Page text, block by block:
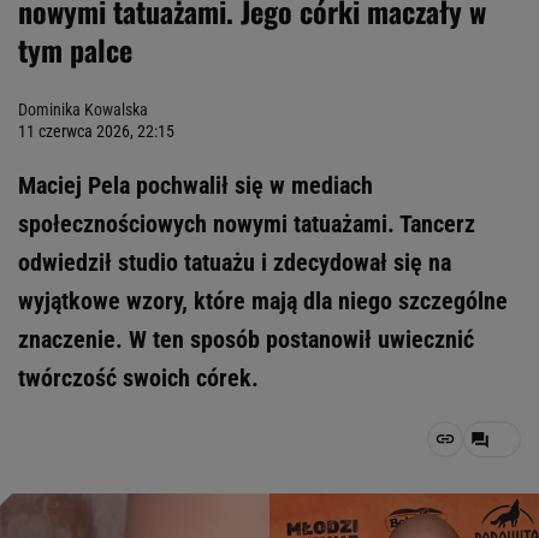
nowymi tatuażami. Jego córki maczały w
tym palce
Dominika Kowalska
11 czerwca 2026, 22:15
Maciej Pela pochwalił się w mediach
społecznościowych nowymi tatuażami. Tancerz
odwiedził studio tatuażu i zdecydował się na
wyjątkowe wzory, które mają dla niego szczególne
znaczenie. W ten sposób postanowił uwiecznić
twórczość swoich córek.